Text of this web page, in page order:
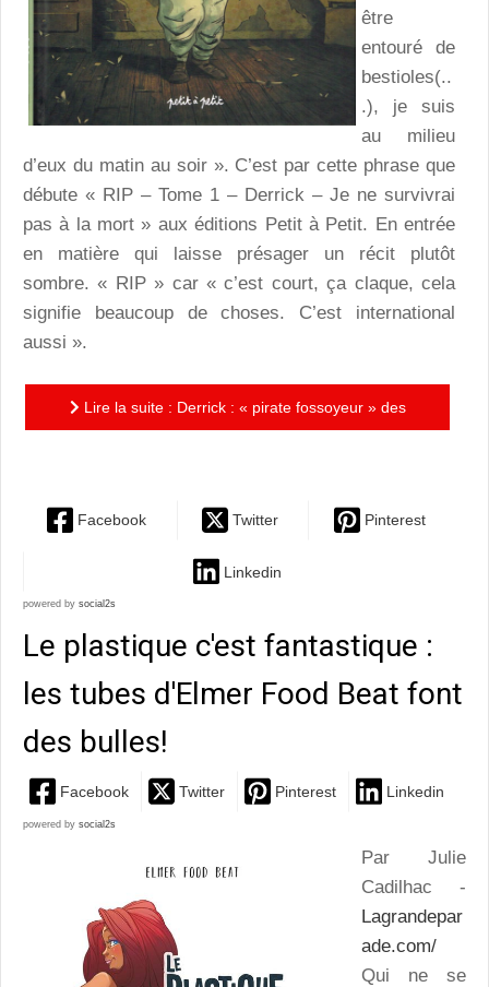
être
entouré de
bestioles(..
.), je suis
au milieu
d’eux du matin au soir ». C’est par cette phrase que
débute « RIP – Tome 1 – Derrick – Je ne survivrai
pas à la mort » aux éditions Petit à Petit. En entrée
en matière qui laisse présager un récit plutôt
sombre. « RIP » car « c’est court, ça claque, cela
signifie beaucoup de choses. C’est international
aussi ».
Lire la suite : Derrick : « pirate fossoyeur » des
Facebook Twitter Pinterest
Linkedin
powered by social2s
Le plastique c'est fantastique :
les tubes d'Elmer Food Beat font
des bulles!
Facebook Twitter Pinterest Linkedin
powered by social2s
Par Julie
Cadilhac -
Lagrandepar
ade.com/
Qui ne se